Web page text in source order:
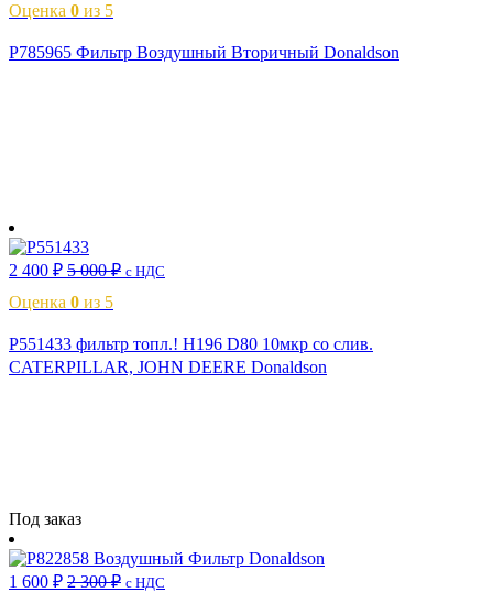
Оценка 0 из 5
P785965 Фильтр Воздушный Вторичный Donaldson
2 400 ₽ 5 000₽ с НДС
Оценка 0 из 5
P551433 фильтр топл.! H196 D80 10мкр со слив.
CATERPILLAR, JOHN DEERE Donaldson
Под заказ
1 600 ₽ 2 300₽ с НДС